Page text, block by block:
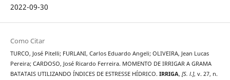
2022-09-30
Como Citar
TURCO, José Pitelli; FURLANI, Carlos Eduardo Angeli; OLIVEIRA, Jean Lucas
Pereira; CARDOSO, José Ricardo Ferreira. MOMENTO DE IRRIGAR A GRAMA
BATATAIS UTILIZANDO ÍNDICES DE ESTRESSE HÍDRICO. IRRIGA, [S. l.], v. 27, n.